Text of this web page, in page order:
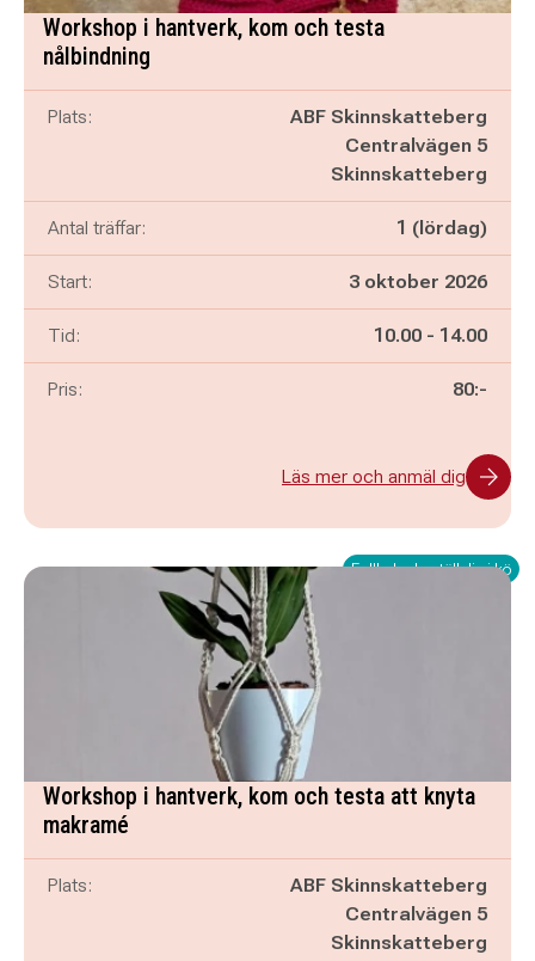
Workshop i hantverk, kom och testa
nålbindning
Plats:
ABF Skinnskatteberg
Centralvägen 5
Skinnskatteberg
Antal träffar: 1 (lördag)
Start: 3 oktober 2026
Tid: Pågår mellan
10.00 - och
14.00
Pris: 80:-
Läs mer och anmäl dig
Fullbokad - ställ dig i kö
Workshop i hantverk, kom och testa att knyta
makramé
Plats:
ABF Skinnskatteberg
Centralvägen 5
Skinnskatteberg